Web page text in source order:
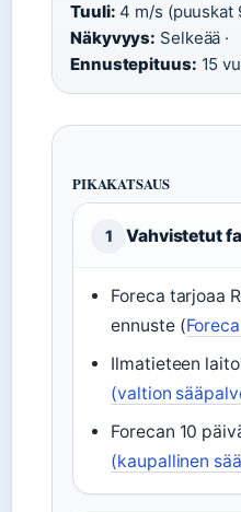
Tuuli: 4 m/s (puuskat
Näkyvyys: Selkeää ·
Ennustepituus: 15
PIKAKATSAUS
1 Vahvistetut
Foreca tarjoaa
ennuste (
Ilmatieteen
(valtion
Forecan 10
(kaupallinen